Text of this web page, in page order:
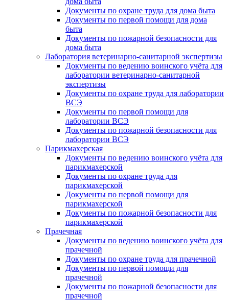
Документы по охране труда для дома быта
Документы по первой помощи для дома
быта
Документы по пожарной безопасности для
дома быта
Лаборатория ветеринарно-санитарной экспертизы
Документы по ведению воинского учёта для
лаборатории ветеринарно-санитарной
экспертизы
Документы по охране труда для лаборатории
ВСЭ
Документы по первой помощи для
лаборатории ВСЭ
Документы по пожарной безопасности для
лаборатории ВСЭ
Парикмахерская
Документы по ведению воинского учёта для
парикмахерской
Документы по охране труда для
парикмахерской
Документы по первой помощи для
парикмахерской
Документы по пожарной безопасности для
парикмахерской
Прачечная
Документы по ведению воинского учёта для
прачечной
Документы по охране труда для прачечной
Документы по первой помощи для
прачечной
Документы по пожарной безопасности для
прачечной